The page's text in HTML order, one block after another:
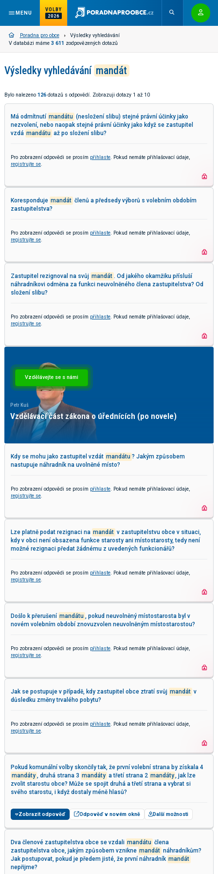
MENU
VOLBY
2026
Poradna pro obce
Výsledky vyhledávání
V databázi máme 3 611 zodpovězených dotazů
Výsledky vyhledávání mandát
Bylo nalezeno 126dotazů s odpovědí. Zobrazuji dotazy 1 až 10
Má odmítnutí mandátu (nesložení slibu) stejné právní účinky jako
nezvolení, nebo naopak stejné právní účinky jako když se zastupitel
vzdá mandátu až po složení slibu?
Pro zobrazení odpovědi se prosím přihlaste. Pokud nemáte přihlašovací údaje,
registrujte se.
Koresponduje mandát členů a předsedy výborů s volebním obdobím
zastupitelstva?
Pro zobrazení odpovědi se prosím přihlaste. Pokud nemáte přihlašovací údaje,
registrujte se.
Zastupitel rezignoval na svůj mandát . Od jakého okamžiku přísluší
náhradníkovi odměna za funkci neuvolněného člena zastupitelstva? Od
složení slibu?
Pro zobrazení odpovědi se prosím přihlaste. Pokud nemáte přihlašovací údaje,
registrujte se.
Petr Kuš
Vzdělávací část zákona o úřednících (po novele)
Vzdělávejte se s námi
Kdy se mohu jako zastupitel vzdát mandátu ? Jakým způsobem
nastupuje náhradník na uvolněné místo?
Pro zobrazení odpovědi se prosím přihlaste. Pokud nemáte přihlašovací údaje,
registrujte se.
Lze platně podat rezignaci na mandát v zastupitelstvu obce v situaci,
kdy v obci není obsazena funkce starosty ani místostarosty, tedy není
možné rezignaci předat žádnému z uvedených funkcionářů?
Pro zobrazení odpovědi se prosím přihlaste. Pokud nemáte přihlašovací údaje,
registrujte se.
Došlo k přerušení mandátu , pokud neuvolněný místostarosta byl v
novém volebním období znovuzvolen neuvolněným místostarostou?
Pro zobrazení odpovědi se prosím přihlaste. Pokud nemáte přihlašovací údaje,
registrujte se.
Jak se postupuje v případě, kdy zastupitel obce ztratí svůj mandát v
důsledku změny trvalého pobytu?
Pro zobrazení odpovědi se prosím přihlaste. Pokud nemáte přihlašovací údaje,
registrujte se.
Pokud komunální volby skončily tak, že první volební strana by získala 4
mandáty , druhá strana 3 mandáty a třetí strana 2 mandáty, jak lze
zvolit starostu obce? Může se spojit druhá a třetí strana a vybrat si
svého starostu, i když dostaly méně hlasů?
Zobrazit odpověď Odpověď v novém okně Další možnosti
Dva členové zastupitelstva obce se vzdali mandátu člena
zastupitelstva obce, jakým způsobem vznikne mandát náhradníkům?
Jak postupovat, pokud je předem jisté, že první náhradník mandát
nepřijme?